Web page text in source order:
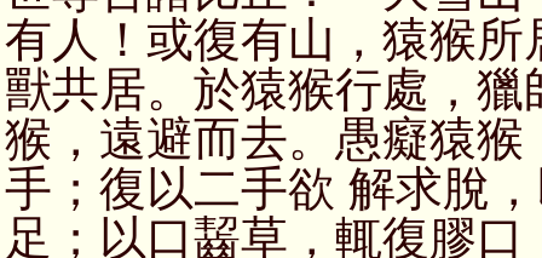
有人！或復有山，猿猴
獸共居。於猿猴行處，
猴，遠避而去。愚癡猿
手；復以二手欲 解求脫
足；以口齧草，輒復膠